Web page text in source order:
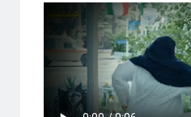
فاینمن فرکتال
ماشین لرنینگ
مکانیک کوانتومی
نسبیت عام نیوتون